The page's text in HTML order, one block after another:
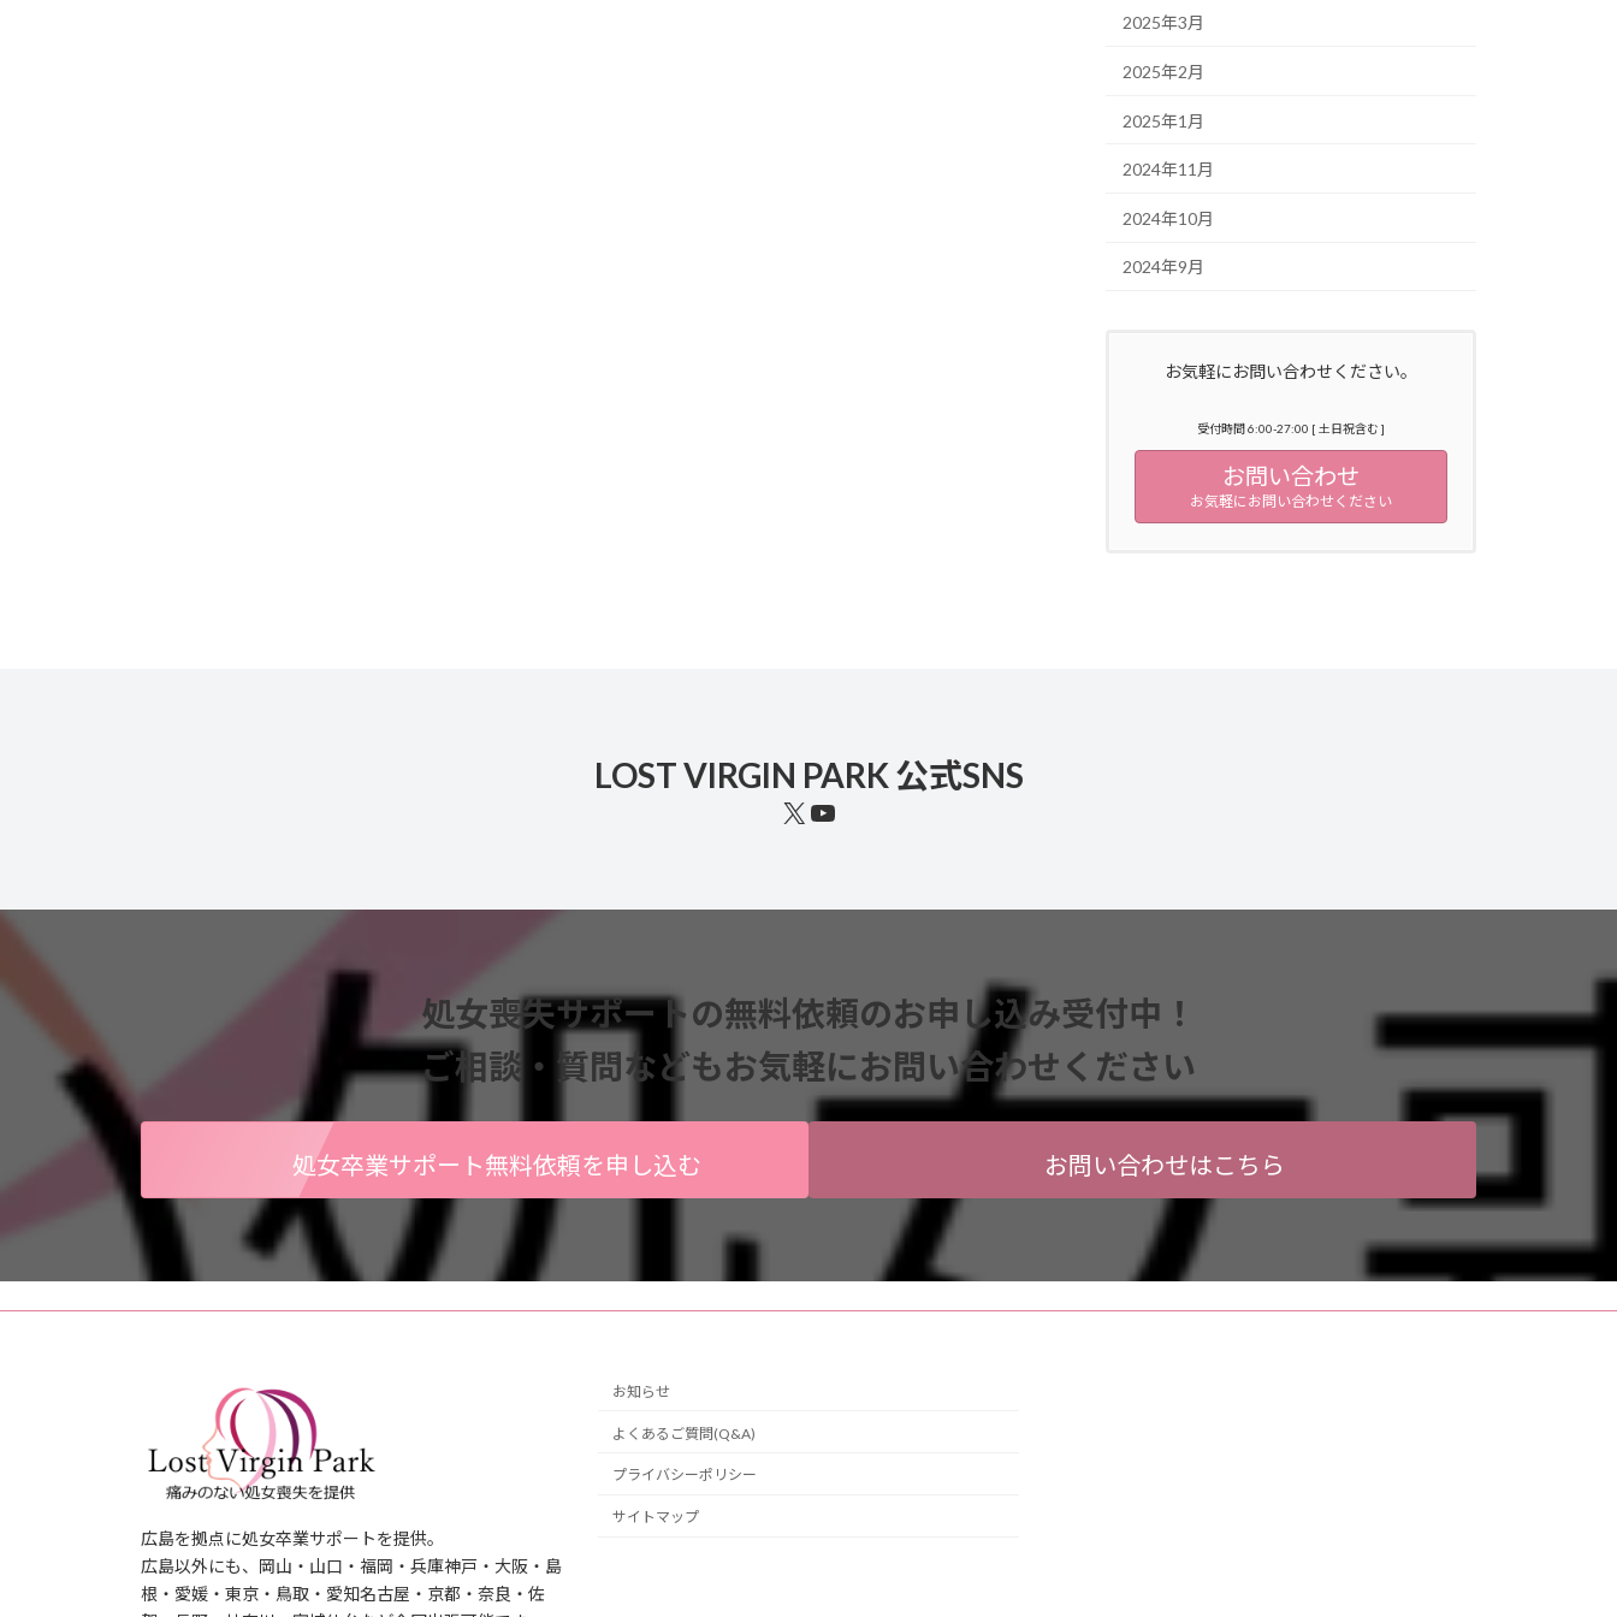
2025年3月
2025年2月
2025年1月
2024年11月
2024年10月
2024年9月
お気軽にお問い合わせください。
受付時間 6:00-27:00 [ 土日祝含む ]
お問い合わせ
お気軽にお問い合わせください
LOST VIRGIN PARK 公式SNS
X YouTube
処女喪失サポートの無料依頼のお申し込み受付中！
ご相談・質問などもお気軽にお問い合わせください
処女卒業サポート無料依頼を申し込む お問い合わせはこちら
広島を拠点に処女卒業サポートを提供。
広島以外にも、岡山・山口・福岡・兵庫神戸・大阪・島
根・愛媛・東京・鳥取・愛知名古屋・京都・奈良・佐
お知らせ
よくあるご質問(Q&A)
プライバシーポリシー
サイトマップ